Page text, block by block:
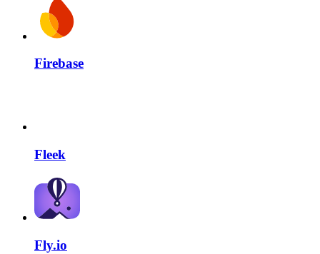
Firebase
Fleek
Fly.io